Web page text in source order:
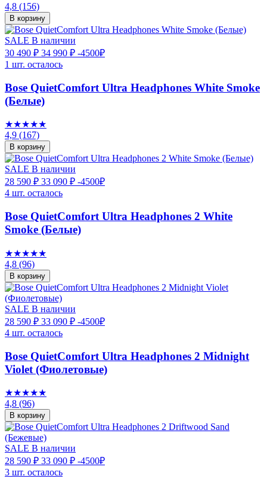
4,8 (156)
В корзину
SALE В наличии
30 490 ₽ 34 990 ₽ -4500₽
1 шт. осталось
Bose QuietComfort Ultra Headphones White Smoke
(Белые)
★★★★★
4,9 (167)
В корзину
SALE В наличии
28 590 ₽ 33 090 ₽ -4500₽
4 шт. осталось
Bose QuietComfort Ultra Headphones 2 White
Smoke (Белые)
★★★★★
4,8 (96)
В корзину
SALE В наличии
28 590 ₽ 33 090 ₽ -4500₽
4 шт. осталось
Bose QuietComfort Ultra Headphones 2 Midnight
Violet (Фиолетовые)
★★★★★
4,8 (96)
В корзину
SALE В наличии
28 590 ₽ 33 090 ₽ -4500₽
3 шт. осталось